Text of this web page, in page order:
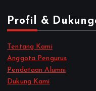
Profil &
Tentang Kami
Anggota Pengurus
Pendataan Alumni
Dukung Kami